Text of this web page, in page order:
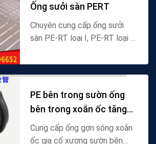
tiếp,...
Ống sưởi sàn PERT
Chuyên cung cấp ống sưởi
sàn PE-RT loại I, PE-RT loại II
oxy, cung cấp giá bán buôn
của ống sưởi sàn chống oxy
năm lớp và phụ kiệ...
PE bên trong sườn ống
bên trong xoắn ốc tăng
cường ống sóng
Cung cấp ống gợn sóng xoắn
ốc gia cố xương sườn bên